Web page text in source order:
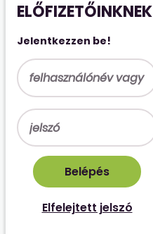
ELŐFIZETŐINKNEK
Jelentkezzen be!
Elfelejtett jelszó